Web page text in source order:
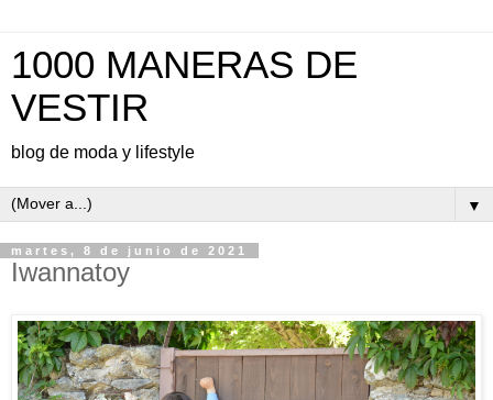
1000 MANERAS DE
VESTIR
blog de moda y lifestyle
▼
martes, 8 de junio de 2021
Iwannatoy